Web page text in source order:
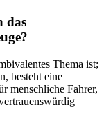
das
Thema ist;
besteht eine
menschliche Fahrer,